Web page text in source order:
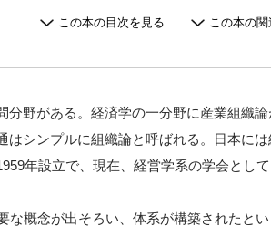
この本の目次を見る この本の
分野がある。経済学の一分野に産業組織
はシンプルに組織論と呼ばれる。日本に
年設立で、現在、経営学系の学会とし
な概念が出そろい、体系が構築されたと